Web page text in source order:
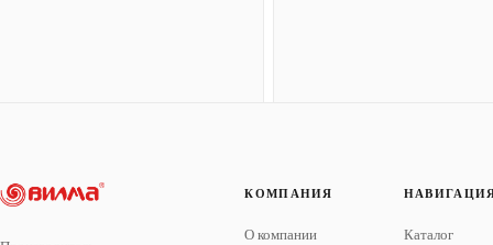
КОМПАНИЯ
О компании
Каталог